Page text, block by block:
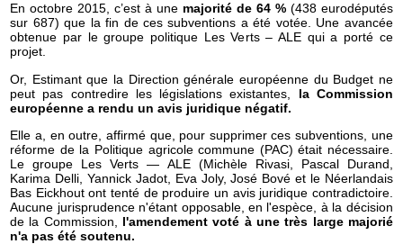
En octobre 2015, c’est à une majorité de 64 %(438 eurodéputés
sur 687) que la fin de ces subventions a été votée. Une avancée
obtenue par le groupe politique Les Verts – ALE qui a porté ce
projet.
Or, Estimant que la Direction générale européenne du Budget ne
peut pas contredire les législations existantes,
la Commission
européenne a rendu un avis juridique négatif.
Elle a, en outre, affirmé que, pour supprimer ces subventions, une
réforme de la Politique agricole commune (PAC) était nécessaire.
Le groupe Les Verts ― ALE (Michèle Rivasi, Pascal Durand,
Karima Delli, Yannick Jadot, Eva Joly, José Bové et le Néerlandais
Bas Eickhout ont tenté de produire un avis juridique contradictoire.
Aucune jurisprudence n'étant opposable, en l'espèce, à la décision
de la Commission, l'amendement voté à une très large majorié
n'a pas été soutenu.